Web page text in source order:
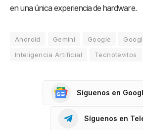
en una única experiencia de hardware.
Android Gemini Google
Inteligencia Artificial
Tecnotevitos
Síguenos en
Síguenos en